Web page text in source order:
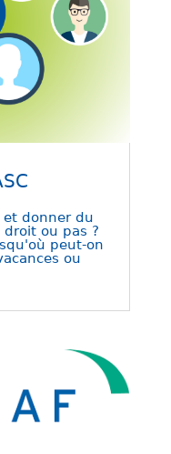
et donner du
ou pas ?
peut-on
ou